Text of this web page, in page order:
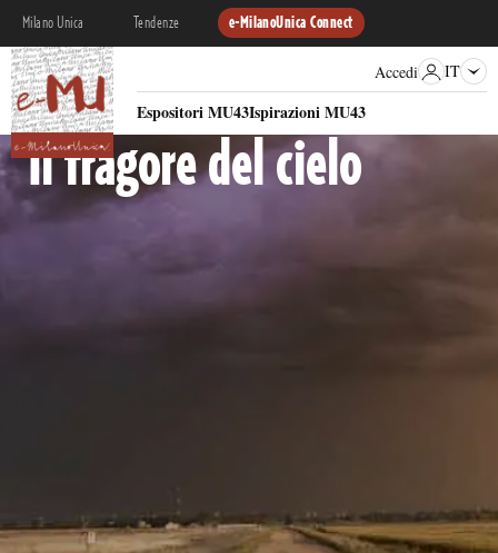
Milano Unica Tendenze e-MilanoUnica Connect
Espositori MU43Ispirazioni MU43
Accedi IT
Il fragore del cielo
RACCONTO MATERICO